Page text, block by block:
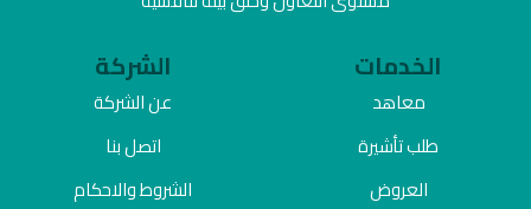
الخدمات
معاهد
طلب تأشيرة
العروض
الشركة
عن الشركة
اتصل بنا
الشروط والاحكام